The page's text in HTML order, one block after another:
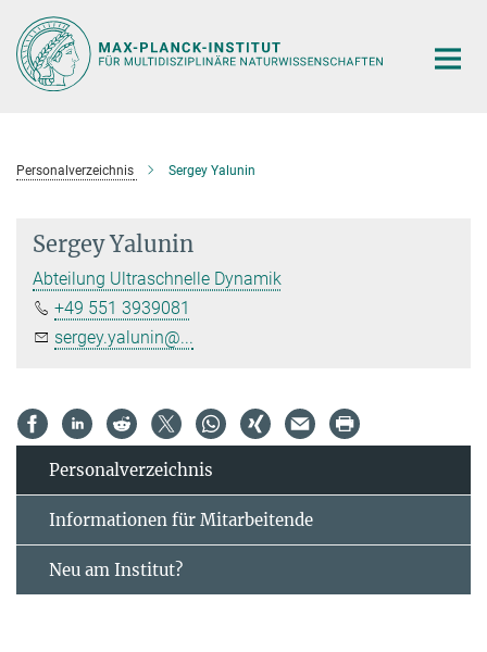
Hauptinhalt
Personalverzeichnis Sergey Yalunin
Sergey Yalunin
Abteilung Ultraschnelle Dynamik
+49 551 3939081
sergey.yalunin@...
Personal­verzeichnis
Informationen für Mitarbeitende
Neu am Institut?